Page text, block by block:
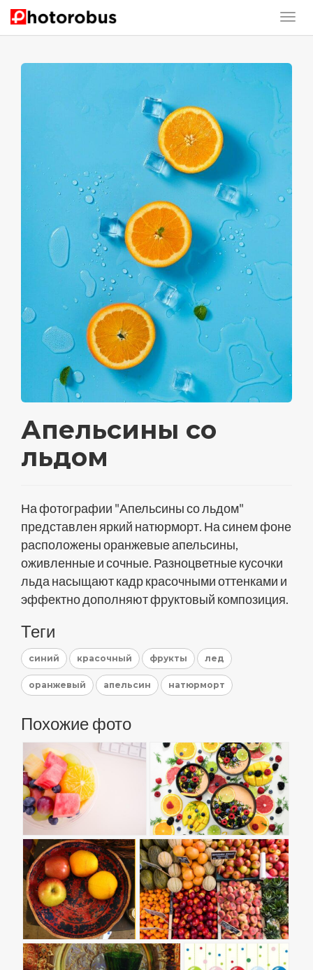
Апельсины со
льдом
На фотографии "Апельсины со льдом"
представлен яркий натюрморт. На синем фоне
расположены оранжевые апельсины,
оживленные и сочные. Разноцветные кусочки
льда насыщают кадр красочными оттенками и
эффектно дополняют фруктовый композиция.
Теги
синий красочный фрукты лед
оранжевый апельсин натюрморт
Похожие фото